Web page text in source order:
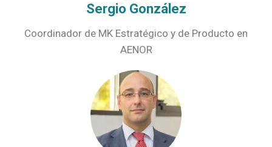
Sergio González
Coordinador de MK Estratégico y de Producto en
AENOR